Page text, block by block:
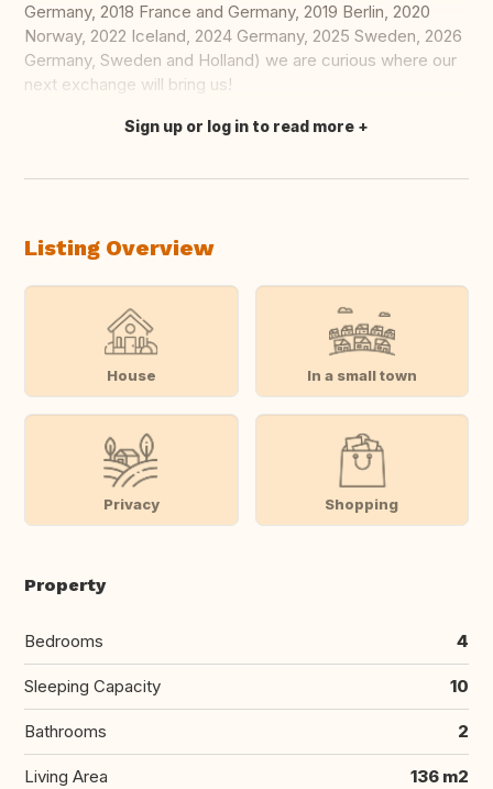
Germany, 2018 France and Germany, 2019 Berlin, 2020
Norway, 2022 Iceland, 2024 Germany, 2025 Sweden, 2026
Germany, Sweden and Holland) we are curious where our
next exchange will bring us!
Translate this
Sign up or log in to read more
Listing Overview
House In a small town
Privacy Shopping
Property
Bedrooms 4
Sleeping Capacity 10
Bathrooms 2
Living Area 136 m2